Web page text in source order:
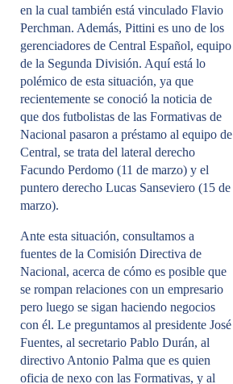
en la cual también está vinculado Flavio
Perchman. Además, Pittini es uno de los
gerenciadores de Central Español, equipo
de la Segunda División. Aquí está lo
polémico de esta situación, ya que
recientemente se conoció la noticia de
que dos futbolistas de las Formativas de
Nacional pasaron a préstamo al equipo de
Central, se trata del lateral derecho
Facundo Perdomo (11 de marzo) y el
puntero derecho Lucas Sanseviero (15 de
marzo).
Ante esta situación, consultamos a
fuentes de la Comisión Directiva de
Nacional, acerca de cómo es posible que
se rompan relaciones con un empresario
pero luego se sigan haciendo negocios
con él. Le preguntamos al presidente José
Fuentes, al secretario Pablo Durán, al
directivo Antonio Palma que es quien
oficia de nexo con las Formativas, y al